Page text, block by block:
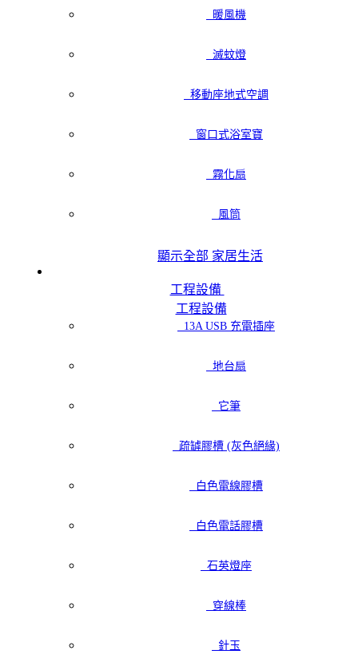
暖風機
滅蚊燈
移動座地式空調
窗口式浴室寶
霧化扇
風筒
顯示全部 家居生活
工程設備
工程設備
13A USB 充電插座
地台扇
它筆
疏罅膠槽 (灰色絕緣)
白色電線膠槽
白色電話膠槽
石英燈座
穿線棒
針玉